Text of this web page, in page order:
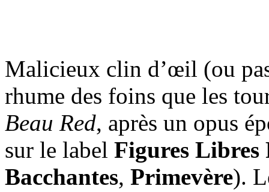
Malicieux clin d’œil (ou
rhume des foins que les
Beau Red, après un opus
sur le label Figures Libres
Bacchantes, Primevère).